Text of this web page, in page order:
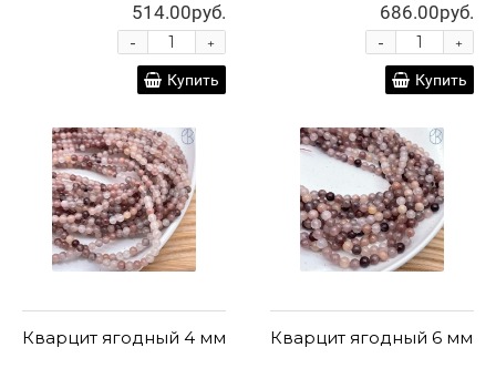
514.00руб.
+
-
Купить
686.00руб.
+
-
Купить
Кварцит ягодный 4 мм Кварцит ягодный 6 мм